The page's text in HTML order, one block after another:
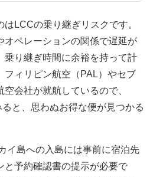
LCCの乗り継ぎリスクです。
オペレーションの関係で遅延が
乗り継ぎ時間に余裕を持って計
フィリピン航空（PAL）やセブ
会社が就航しているので、
と、思わぬお得な便が見つかる
イ島への入島には事前に宿泊先
と予約確認書の提示が必要で